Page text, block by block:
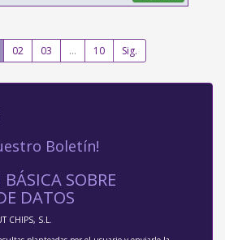
02 03 ... 10 Sig.
Boletín!
SOBRE
DATOS
CHIPS, S.L.